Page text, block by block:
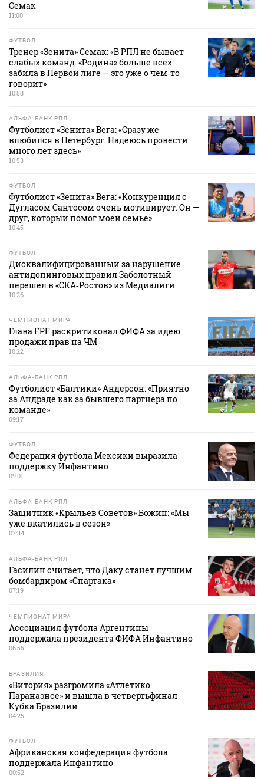
Семак
11:00
ФУТБОЛ
Тренер «Зенита» Семак: «В РПЛ не бывает
слабых команд. «Родина» больше всех
забила в Первой лиге — это уже о чем‑то
говорит»
10:58
АЛЬФА-БАНК РПЛ
Футболист «Зенита» Вега: «Сразу же
влюбился в Петербург. Надеюсь провести
много лет здесь»
10:53
ФУТБОЛ
Футболист «Зенита» Вега: «Конкуренция с
Дугласом Сантосом очень мотивирует. Он —
друг, который помог моей семье»
10:45
ФУТБОЛ
Дисквалифицированный за нарушение
антидопинговых правил Заболотный
перешел в «СКА‑Ростов» из Медиалиги
10:26
ЧЕМПИОНАТ МИРА
Глава FPF раскритиковал ФИФА за идею
продажи прав на ЧМ
10:22
АЛЬФА-БАНК РПЛ
Футболист «Балтики» Андерсон: «Приятно
за Андраде как за бывшего партнера по
команде»
09:17
ФУТБОЛ
Федерация футбола Мексики выразила
поддержку Инфантино
09:01
АЛЬФА-БАНК РПЛ
Защитник «Крыльев Советов» Божин: «Мы
уже вкатились в сезон»
07:34
АЛЬФА-БАНК РПЛ
Гасилин считает, что Даку станет лучшим
бомбардиром «Спартака»
07:19
ЧЕМПИОНАТ МИРА
Ассоциация футбола Аргентины
поддержала президента ФИФА Инфантино
06:55
БРАЗИЛИЯ
«Витория» разгромила «Атлетико
Паранаэнсе» и вышла в четвертьфинал
Кубка Бразилии
04:25
ФУТБОЛ
Африканская конфедерация футбола
поддержала Инфантино
00:52